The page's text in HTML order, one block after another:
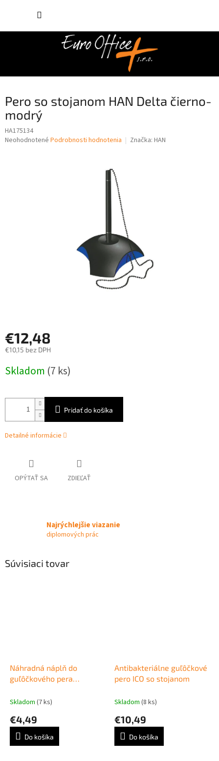
Pero so stojanom HAN Delta čierno-
modrý
HA175134
Priemerné
Neohodnotené Podrobnosti hodnotenia Značka: HAN
€12,48
€10,15 bez DPH
cena:
Skladom (7 ks)
Pridať do košíka
Detailné informácie
OPÝTAŤ SA ZDIEĽAŤ
Najrýchlejšie viazanie
diplomových prác
Súvisiaci tovar
Náhradná náplň do
guľôčkového pera
modrá
Skladom (7 ks)
€4,49
Do košíka
Antibakteriálne guľôčkové
pero ICO so stojanom
Skladom (8 ks)
€10,49
Do košíka